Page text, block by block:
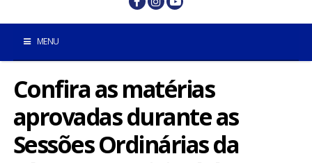
MENU
INÍCIO
POMBAL E REGIÃO
Confira as matérias
aprovadas durante as
Sessões Ordinárias da